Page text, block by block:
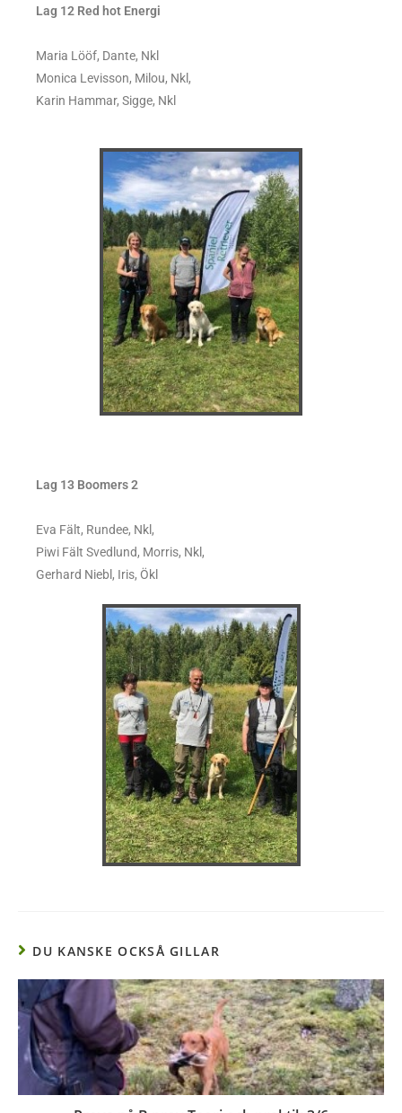
Lag 12 Red hot Energi
Maria Lööf, Dante, Nkl
Monica Levisson, Milou, Nkl,
Karin Hammar, Sigge, Nkl
Lag 13 Boomers 2
Eva Fält, Rundee, Nkl,
Piwi Fält Svedlund, Morris, Nkl,
Gerhard Niebl, Iris, Ökl
DU KANSKE OCKSÅ GILLAR